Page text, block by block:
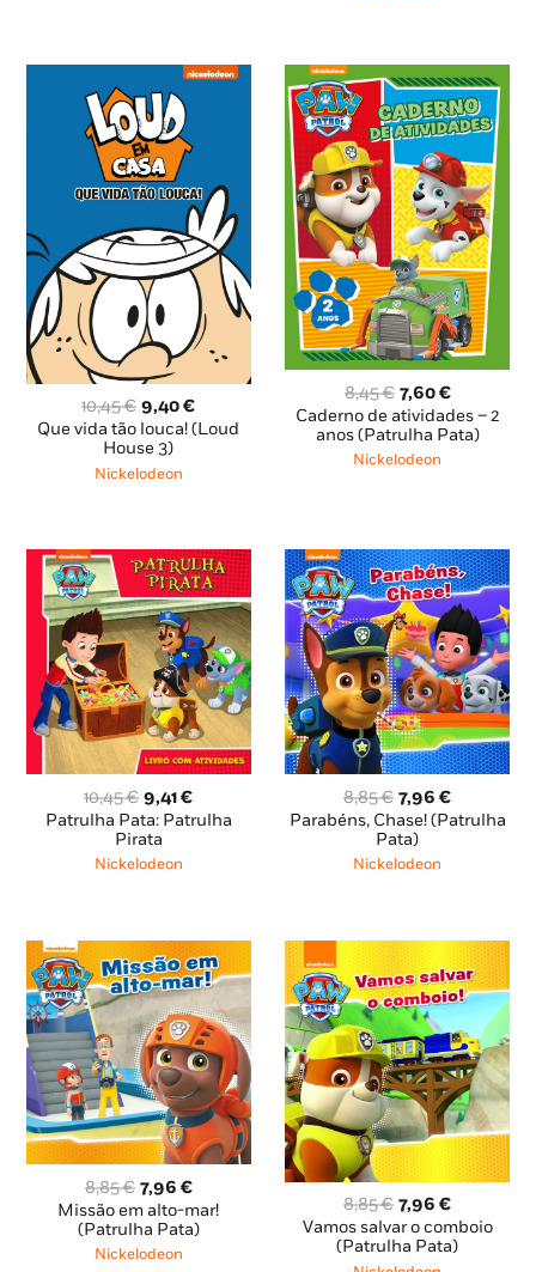
10,45€ O
preço
original
era:
9,40€O
preço
Que vida tão louca! (Loud
House 3)
Nickelodeon
8,45€ O
preço
original
era:
7,60€O
preço
atual
Caderno de atividades – 2
anos (Patrulha Pata)
Nickelodeon
10,45€ O
preço
original
era:
9,41€O
preço
Patrulha Pata: Patrulha
Pirata
Nickelodeon
8,85€ O
preço
original
era:
7,96€O
preço
Parabéns, Chase! (Patrulha
Pata)
Nickelodeon
8,85€ O
preço
original
era:
7,96 €O
preço
atual
Missão em alto-mar!
(Patrulha Pata)
Nickelodeon
8,85€ O
preço
original
7,96€O
preço
atual
Vamos salvar o comboio
(Patrulha Pata)